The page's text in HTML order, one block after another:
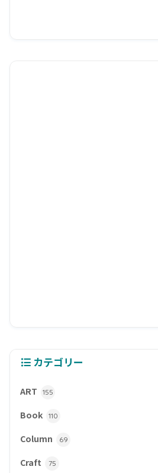
カテゴリー
ART 155
Book 110
Column 69
Craft 75